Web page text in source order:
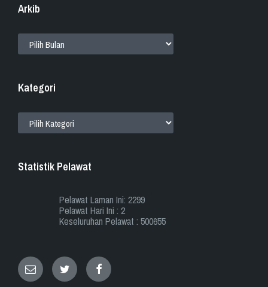
Arkib
Kategori
Statistik Pelawat
Pelawat Laman Ini: 2299
Pelawat Hari Ini : 2
Keseluruhan Pelawat : 500655
Email TwitterFacebook